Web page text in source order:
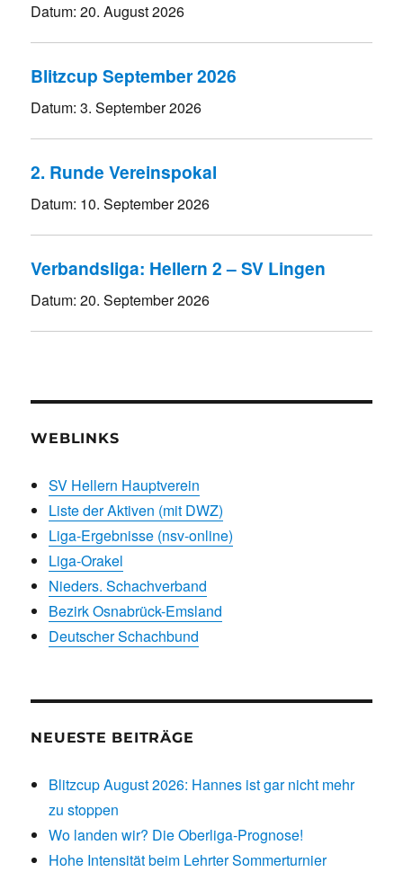
Datum:20. August 2026
Blitzcup September 2026
Datum:3. September 2026
2. Runde Vereinspokal
Datum: 10. September 2026
Verbandsliga: Hellern 2 – SV Lingen
Datum:20. September 2026
WEBLINKS
SV Hellern Hauptverein
Liste der Aktiven (mit DWZ)
Liga-Ergebnisse (nsv-online)
Liga-Orakel
Nieders. Schachverband
Bezirk Osnabrück-Emsland
Deutscher Schachbund
NEUESTE BEITRÄGE
Blitzcup August 2026: Hannes ist gar nicht mehr
zu stoppen
Wo landen wir? Die Oberliga-Prognose!
Hohe Intensität beim Lehrter Sommerturnier